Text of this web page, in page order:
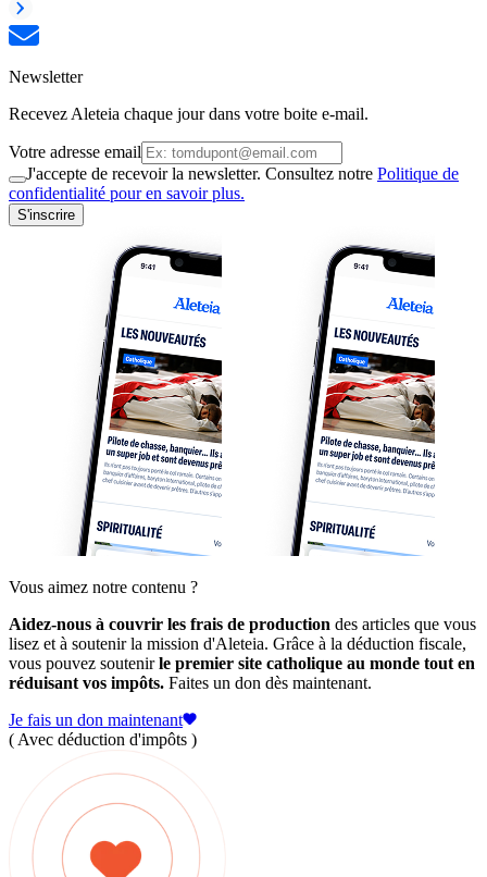
Newsletter
Recevez Aleteia chaque jour dans votre boite e-mail.
Votre adresse email
J'accepte de recevoir la newsletter. Consultez notre Politique de
confidentialité pour en savoir plus.
S'inscrire
Vous aimez notre contenu ?
Aidez-nous à couvrir les frais de production des articles que vous
lisez et à soutenir la mission d'Aleteia. Grâce à la déduction fiscale,
vous pouvez soutenirle premier site catholique au monde tout en
réduisant vos impôts. Faites un don dès maintenant.
Je fais un don maintenant
( Avec déduction d'impôts )